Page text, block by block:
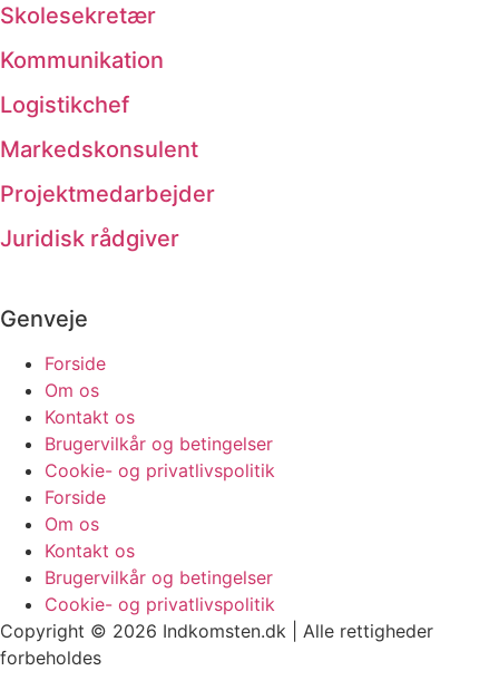
Skolesekretær
Kommunikation
Logistikchef
Markedskonsulent
Projektmedarbejder
Juridisk rådgiver
Genveje
Forside
Om os
Kontakt os
Brugervilkår og betingelser
Cookie- og privatlivspolitik
Forside
Om os
Kontakt os
Brugervilkår og betingelser
Cookie- og privatlivspolitik
Copyright © 2026 Indkomsten.dk | Alle rettigheder
forbeholdes